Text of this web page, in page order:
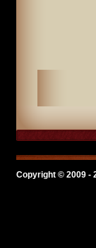
Copyright © 2009 -